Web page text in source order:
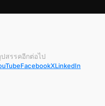
สรรคอีกต่อไป
FacebookXLinkedIn